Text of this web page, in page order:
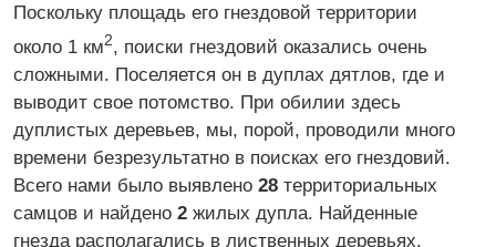
Поскольку площадь его гнездовой территории
около 1 км2, поиски гнездовий оказались очень
сложными. Поселяется он в дуплах дятлов, где и
выводит свое потомство. При обилии здесь
дуплистых деревьев, мы, порой, проводили много
времени безрезультатно в поисках его гнездовий.
Всего нами было выявлено 28 территориальных
самцов и найдено 2 жилых дупла. Найденные
гнезда располагались в лиственных деревьях.